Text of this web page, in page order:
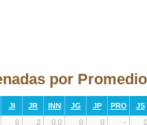
por
JI JR INN JG JP PRO JS
0 2 0.0 0 0 - 0